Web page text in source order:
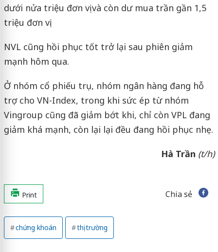
dưới nửa triệu đơn vị và còn dư mua trần gần 1,5
triệu đơn vị.
NVL cũng hồi phục tốt trở lại sau phiên giảm
mạnh hôm qua.
Ở nhóm cổ phiếu trụ, nhóm ngân hàng đang hỗ
trợ cho VN-Index, trong khi sức ép từ nhóm
Vingroup cũng đã giảm bớt khi, chỉ còn VPL đang
giảm khá mạnh, còn lại lại đều đang hồi phục nhẹ.
Hà Trần (t/h)
Print Chia sẻ
chứng khoán thị trường